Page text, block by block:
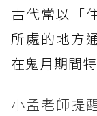
古代常以「
所處的地方
在鬼月期間
小孟老師提